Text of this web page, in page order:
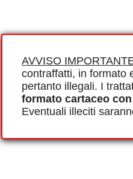
AVVISO
contraffatti, in formato
pertanto illegali. I
formato cartaceo
Eventuali illeciti